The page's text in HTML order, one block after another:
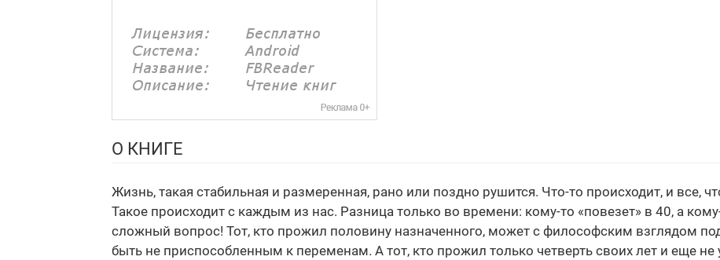
О КНИГЕ
Жизнь, такая стабильная и размеренная, рано или поздно рушится. Что-то происходит, и все,
Такое происходит с каждым из нас. Разница только во времени: кому-то «повезет» в 40, а
сложный вопрос! Тот, кто прожил половину назначенного, может с философским взглядом
быть не приспособленным к переменам. А тот, кто прожил только четверть своих лет и еще не